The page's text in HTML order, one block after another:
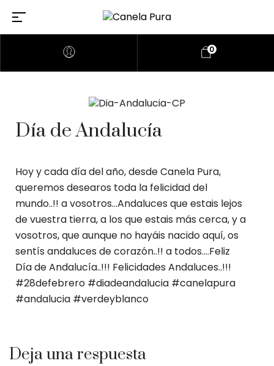
0
Día de Andalucía
Hoy y cada día del año, desde Canela Pura,
queremos desearos toda la felicidad del
mundo..!! a vosotros…Andaluces que estais lejos
de vuestra tierra, a los que estais más cerca, y a
vosotros, que aunque no hayáis nacido aquí, os
sentís andaluces de corazón..!! a todos….Feliz
Día de Andalucía..!!! Felicidades Andaluces..!!!
#28defebrero #diadeandalucia #canelapura
#andalucia #verdeyblanco
Deja una respuesta